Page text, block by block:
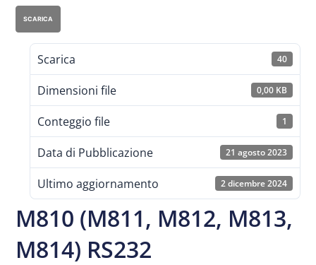
SCARICA
Scarica 40
Dimensioni file 0,00 KB
Conteggio file 1
Data di Pubblicazione 21 agosto 2023
Ultimo aggiornamento 2 dicembre 2024
M810 (M811, M812, M813,
M814) RS232